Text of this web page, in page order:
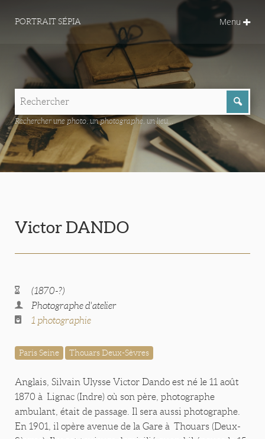
PORTRAIT SÉPIA Menu
Rechercher une photo, un photographe, un lieu...
Victor DANDO
(1870-?)
Photographe d'atelier
1 photographie
Paris Seine Thouars Deux-Sèvres
Anglais, Silvain Ulysse Victor Dando est né le 11 août
1870 à Lignac (Indre) où son père, photographe
ambulant, était de passage. Il sera aussi photographe.
En 1901, il opère avenue de la Gare à Thouars (Deux-